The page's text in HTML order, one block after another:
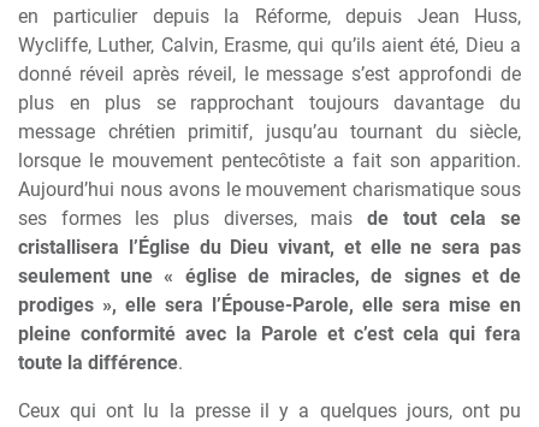
en particulier depuis la Réforme, depuis Jean Huss,
Wycliffe, Luther, Calvin, Erasme, qui qu’ils aient été, Dieu a
donné réveil après réveil, le message s’est approfondi de
plus en plus se rapprochant toujours davantage du
message chrétien primitif, jusqu’au tournant du siècle,
lorsque le mouvement pentecôtiste a fait son apparition.
Aujourd’hui nous avons le mouvement charismatique sous
ses formes les plus diverses, mais de tout cela se
cristallisera l’Église du Dieu vivant, et elle ne sera pas
seulement une « église de miracles, de signes et de
prodiges », elle sera l’Épouse-Parole, elle sera mise en
pleine conformité avec la Parole et c’est cela qui fera
toute la différence.
Ceux qui ont lu la presse il y a quelques jours, ont pu